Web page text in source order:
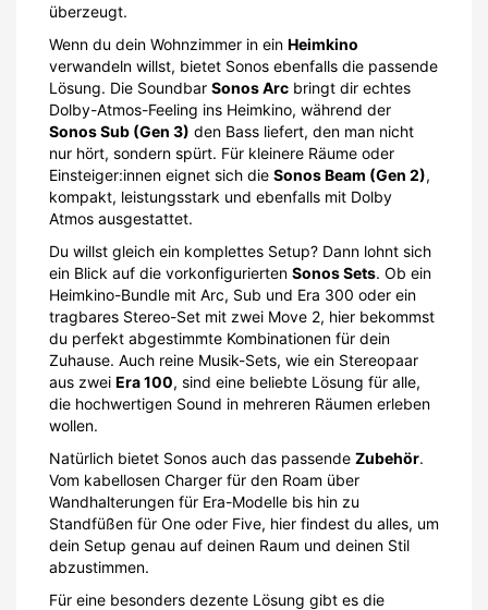
überzeugt.
Wenn du dein Wohnzimmer in ein Heimkino
verwandeln willst, bietet Sonos ebenfalls die passende
Lösung. Die Soundbar Sonos Arc bringt dir echtes
Dolby-Atmos-Feeling ins Heimkino, während der
Sonos Sub (Gen 3) den Bass liefert, den man nicht
nur hört, sondern spürt. Für kleinere Räume oder
Einsteiger:innen eignet sich die Sonos Beam (Gen 2),
kompakt, leistungsstark und ebenfalls mit Dolby
Atmos ausgestattet.
Du willst gleich ein komplettes Setup? Dann lohnt sich
ein Blick auf die vorkonfigurierten Sonos Sets. Ob ein
Heimkino-Bundle mit Arc, Sub und Era 300 oder ein
tragbares Stereo-Set mit zwei Move 2, hier bekommst
du perfekt abgestimmte Kombinationen für dein
Zuhause. Auch reine Musik-Sets, wie ein Stereopaar
aus zwei Era 100, sind eine beliebte Lösung für alle,
die hochwertigen Sound in mehreren Räumen erleben
wollen.
Natürlich bietet Sonos auch das passende Zubehör.
Vom kabellosen Charger für den Roam über
Wandhalterungen für Era-Modelle bis hin zu
Standfüßen für One oder Five, hier findest du alles, um
dein Setup genau auf deinen Raum und deinen Stil
abzustimmen.
Für eine besonders dezente Lösung gibt es die